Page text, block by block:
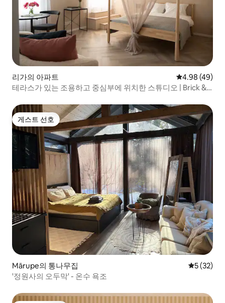
리가의 아파트 평점 4.98점(5
4.98 (49)
테라스가 있는 조용하고 중심부에 위치한 스튜디오 | Brick &
게스트 선호
게스트 선호
Mārupe의 통나무집 평점 5점
5 (32)
'정원사의 오두막' - 온수 욕조